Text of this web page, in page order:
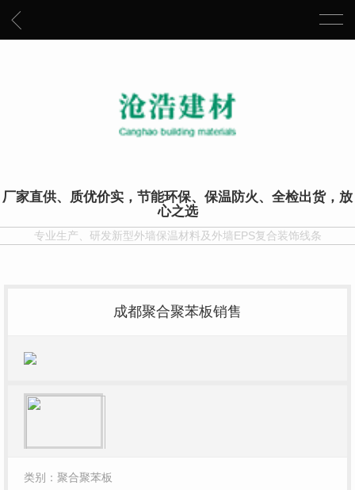
厂家直供、质优价实，节能环保、保温防火、全检出货，放
心之选
专业生产、研发新型外墙保温材料及外墙EPS复合装饰线条
成都聚合聚苯板销售
类别：聚合聚苯板